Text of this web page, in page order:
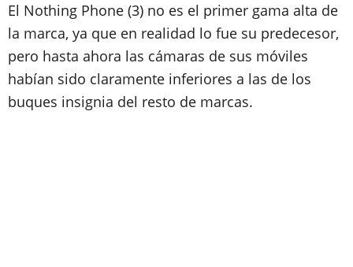
El Nothing Phone (3) no es el primer gama alta de
la marca, ya que en realidad lo fue su predecesor,
pero hasta ahora las cámaras de sus móviles
habían sido claramente inferiores a las de los
buques insignia del resto de marcas.